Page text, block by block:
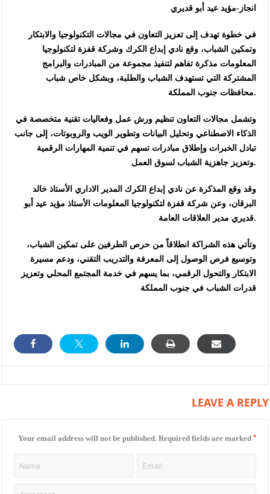
انجاز-مؤيد عيد أبو قديري
في خطوة تهدف إلى تعزيز التعاون في مجالات التكنولوجيا والابتكار
وتمكين الشباب، وقع نادي إبداع الكرك وشركة قفزة لتكنولوجيا
المعلومات مذكرة تفاهم لتنفيذ مجموعة من المبادرات والبرامج
المشتركة التي تستهدف الشباب والطلبة، وبشكل خاص شباب
محافظات جنوب المملكة.
وتشمل مجالات التعاون تنظيم ورش عمل وفعاليات تقنية متخصصة في
الذكاء الاصطناعي وتحليل البيانات وتطوير الويب والروبوتات، إلى جانب
تبادل الخبرات وإطلاق مبادرات تسهم في تنمية المهارات الرقمية
وتعزيز جاهزية الشباب لسوق العمل.
وقد وقع المذكرة عن نادي إبداع الكرك المدير الاداري الأستاذ خالد
البرقان، وعن شركة قفزة لتكنولوجيا المعلومات الأستاذ مؤيد عيد أبو
قديري مدير العلاقات العامة.
وتأتي هذه الشراكة انطلاقاً من حرص الطرفين على تمكين الشباب،
وتوسيع فرص الوصول إلى المعرفة والتدريب التقني، ودعم مسيرة
الابتكار والتحول الرقمي، بما يسهم في خدمة المجتمع المحلي وتعزيز
قدرات الشباب في جنوب المملكة
LEAVE A REPLY
Your email address will not be published. Required fields are marked *